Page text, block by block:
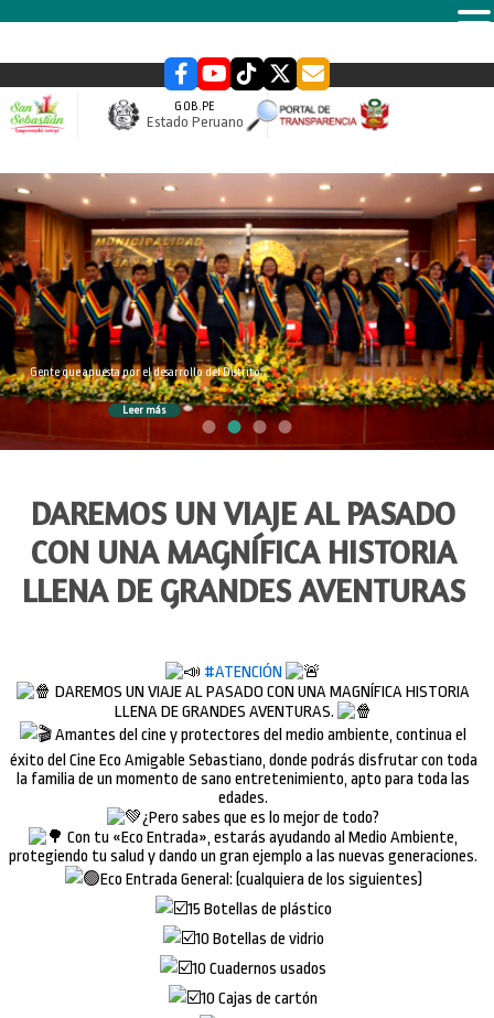
GOB.PE
Estado Peruano
slider
Gente que apuesta por el desarrollo del Distrito
Leer más
DAREMOS UN VIAJE AL PASADO
CON UNA MAGNÍFICA HISTORIA
LLENA DE GRANDES AVENTURAS
#ATENCIÓN
DAREMOS UN VIAJE AL PASADO CON UNA MAGNÍFICA HISTORIA
LLENA DE GRANDES AVENTURAS.
Amantes del cine y protectores del medio ambiente, continua el
éxito del Cine Eco Amigable Sebastiano, donde podrás disfrutar con toda
la familia de un momento de sano entretenimiento, apto para toda las
edades.
¿Pero sabes que es lo mejor de todo?
Con tu «Eco Entrada», estarás ayudando al Medio Ambiente,
protegiendo tu salud y dando un gran ejemplo a las nuevas generaciones.
Eco Entrada General: (cualquiera de los siguientes)
15 Botellas de plástico
10 Botellas de vidrio
10 Cuadernos usados
10 Cajas de cartón